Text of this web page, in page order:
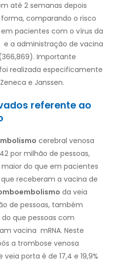
até 2 semanas depois
comparando o risco
pacientes com o vírus da
a administração de vacina
Importante
realizada especificamente
e Janssen.
referente ao
cerebral venosa
por milhão de pessoas,
do que em pacientes
receberam a vacina de
da veia
de pessoas, também
que pessoas com
vacina mRNA. Neste
a trombose venosa
porta é de 17,4 e 19,9%